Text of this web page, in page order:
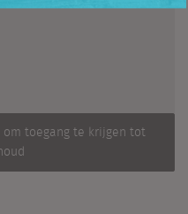
toegang te krijgen tot